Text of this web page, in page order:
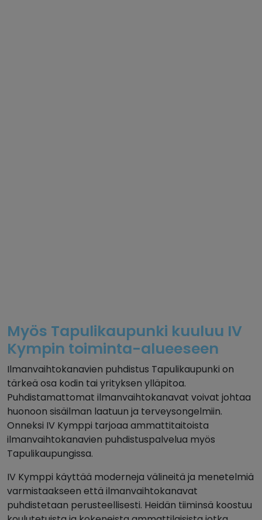
Myös Tapulikaupunki kuuluu IV
Kympin toiminta-alueeseen
Ilmanvaihtokanavien puhdistus Tapulikaupunki on
tärkeä osa kodin tai yrityksen ylläpitoa.
Puhdistamattomat ilmanvaihtokanavat voivat johtaa
huonoon sisäilman laatuun ja terveysongelmiin.
Onneksi IV Kymppi tarjoaa ammattitaitoista
ilmanvaihtokanavien puhdistuspalvelua myös
Tapulikaupungissa.
IV Kymppi käyttää moderneja välineitä ja menetelmiä
varmistaakseen että ilmanvaihtokanavat
puhdistetaan perusteellisesti. Heidän tiiminsä koostuu